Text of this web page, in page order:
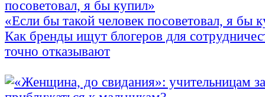
«Если бы такой человек посоветовал, я бы
Как бренды ищут блогеров для
точно отказывают